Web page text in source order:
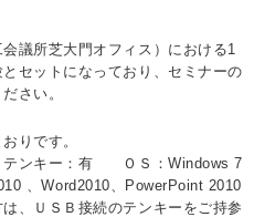
議所芝大門オフィス）における1
セットになっており、セミナーの
さい。
りです。
ンキー：有 ＯＳ：Windows 7
、Word2010、PowerPoint 2010
、ＵＳＢ接続のテンキーをご持参